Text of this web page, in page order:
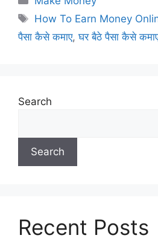
How To Earn Money
पैसा कैसे कमाए,घर बैठे पैसा कैसे
Search
Search
Recent Posts